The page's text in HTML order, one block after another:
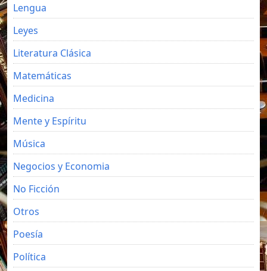
Lengua
Leyes
Literatura Clásica
Matemáticas
Medicina
Mente y Espíritu
Música
Negocios y Economia
No Ficción
Otros
Poesía
Política